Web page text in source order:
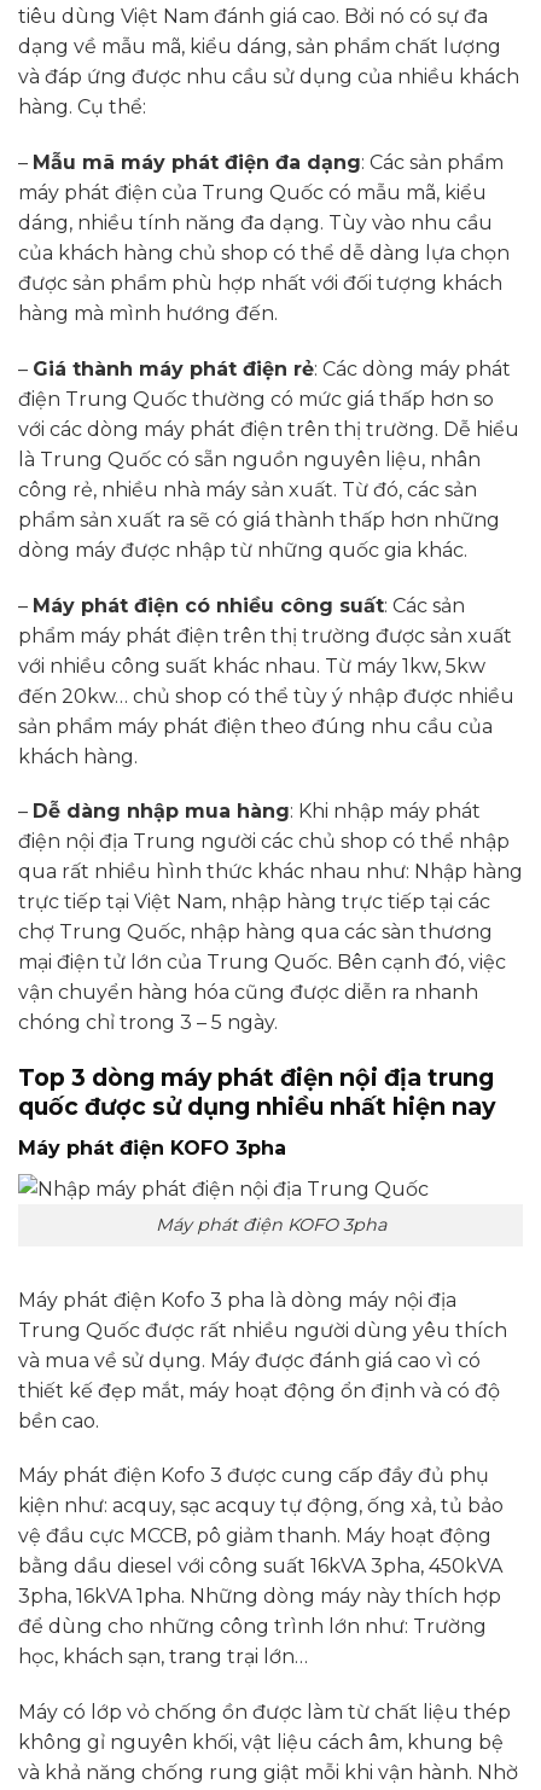
tiêu dùng Việt Nam đánh giá cao. Bởi nó có sự đa
dạng về mẫu mã, kiểu dáng, sản phẩm chất lượng
và đáp ứng được nhu cầu sử dụng của nhiều khách
hàng. Cụ thể:
– Mẫu mã máy phát điện đa dạng: Các sản phẩm
máy phát điện của Trung Quốc có mẫu mã, kiểu
dáng, nhiều tính năng đa dạng. Tùy vào nhu cầu
của khách hàng chủ shop có thể dễ dàng lựa chọn
được sản phẩm phù hợp nhất với đối tượng khách
hàng mà mình hướng đến.
– Giá thành máy phát điện rẻ: Các dòng máy phát
điện Trung Quốc thường có mức giá thấp hơn so
với các dòng máy phát điện trên thị trường. Dễ hiểu
là Trung Quốc có sẵn nguồn nguyên liệu, nhân
công rẻ, nhiều nhà máy sản xuất. Từ đó, các sản
phẩm sản xuất ra sẽ có giá thành thấp hơn những
dòng máy được nhập từ những quốc gia khác.
– Máy phát điện có nhiều công suất: Các sản
phẩm máy phát điện trên thị trường được sản xuất
với nhiều công suất khác nhau. Từ máy 1kw, 5kw
đến 20kw… chủ shop có thể tùy ý nhập được nhiều
sản phẩm máy phát điện theo đúng nhu cầu của
khách hàng.
– Dễ dàng nhập mua hàng: Khi nhập máy phát
điện nội địa Trung người các chủ shop có thể nhập
qua rất nhiều hình thức khác nhau như: Nhập hàng
trực tiếp tại Việt Nam, nhập hàng trực tiếp tại các
chợ Trung Quốc, nhập hàng qua các sàn thương
mại điện tử lớn của Trung Quốc. Bên cạnh đó, việc
vận chuyển hàng hóa cũng được diễn ra nhanh
chóng chỉ trong 3 – 5 ngày.
Top 3 dòng máy phát điện nội địa trung
quốc được sử dụng nhiều nhất hiện nay
Máy phát điện KOFO 3pha
Máy phát điện KOFO 3pha
Máy phát điện Kofo 3 pha là dòng máy nội địa
Trung Quốc được rất nhiều người dùng yêu thích
và mua về sử dụng. Máy được đánh giá cao vì có
thiết kế đẹp mắt, máy hoạt động ổn định và có độ
bền cao.
Máy phát điện Kofo 3 được cung cấp đầy đủ phụ
kiện như: acquy, sạc acquy tự động, ống xả, tủ bảo
vệ đầu cực MCCB, pô giảm thanh. Máy hoạt động
bằng dầu diesel với công suất 16kVA 3pha, 450kVA
3pha, 16kVA 1pha. Những dòng máy này thích hợp
để dùng cho những công trình lớn như: Trường
học, khách sạn, trang trại lớn…
Máy có lớp vỏ chống ồn được làm từ chất liệu thép
không gỉ nguyên khối, vật liệu cách âm, khung bệ
và khả năng chống rung giật mỗi khi vận hành. Nhờ